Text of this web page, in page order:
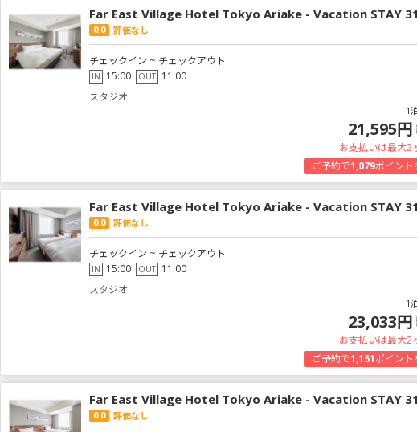
Far East Village Hotel Tokyo Ariake - Vacation STAY
0.0 評価なし
チェックイン ~ チェックアウト
IN 15:00 OUT 11:00
スタジオ
1
21,595円
お支払いは最大2
ご予約で1,079ポイント
Far East Village Hotel Tokyo Ariake - Vacation STAY
0.0 評価なし
チェックイン ~ チェックアウト
IN 15:00 OUT 11:00
スタジオ
1
23,033円
お支払いは最大2
ご予約で1,151ポイント
Far East Village Hotel Tokyo Ariake - Vacation STAY
0.0 評価なし